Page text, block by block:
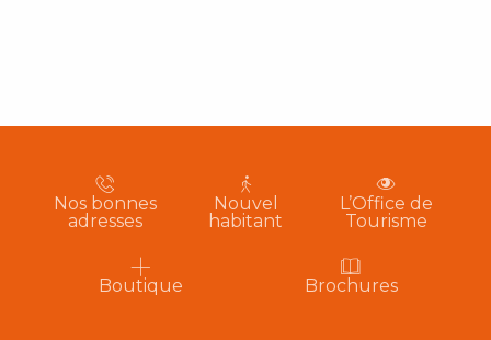
Nos bonnes
adresses
Nouvel
habitant
L’Office de
Tourisme
Boutique Brochures